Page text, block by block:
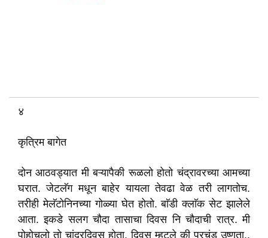
४
कृत्रिम बागेत
दोन आठवड्यात मी बऱ्यापैकी रूळलो होतो चंद्रावरच्या आमच्या
घरात. जेटलॅग मधून बाहेर यायला तेवढा वेळ तरी लागतोच.
तरीही मेलॅटोनिनच्या गोळ्या घेत होतो. बाॅडी क्लाॅक सेट झालेले
आता. इकडे सलग चौदा तासाचा दिवस नि चौदाची रात्र. मी
पोहोचलो तो चांद्रदिवस होता. दिवस म्हटले की प्रचंड उष्णता..